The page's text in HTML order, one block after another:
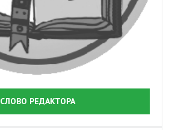
СЛОВО РЕДАКТОРА